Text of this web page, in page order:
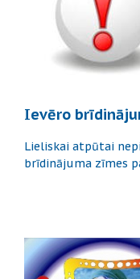
Ievēro
Lieliskai atpūtai
brīdinājuma zīmes